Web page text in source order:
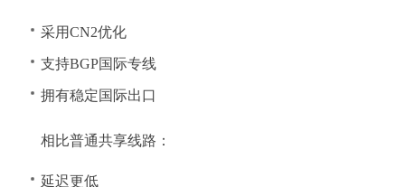
采用CN2优化
支持BGP国际专线
拥有稳定国际出口
相比普通共享线路：
延迟更低